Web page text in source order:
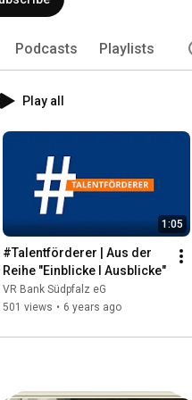
genossenschaftliche
Podcasts Playlists
Play all
1:05
#Talentförderer | Aus der
Reihe "Einblicke I Ausblicke"
VR Bank Südpfalz eG
501 views • 6 years ago